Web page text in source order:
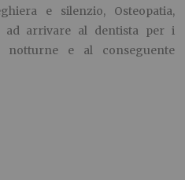
e silenzio, Osteopatia,
ad arrivare al dentista per i
notturne e al conseguente